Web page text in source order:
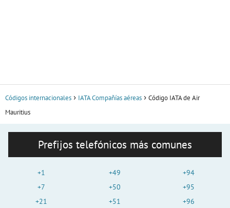
Códigos internacionales IATA Compañías aéreas
Código IATA de Air
Mauritius
Prefijos telefónicos más comunes
+1
+7
+21
+49
+50
+51
+94
+95
+96